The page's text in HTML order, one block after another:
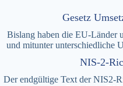
Gesetz
Bislang haben die EU-Länder
und mitunter unterschiedliche
NIS-2-
Der endgültige Text der NIS2-